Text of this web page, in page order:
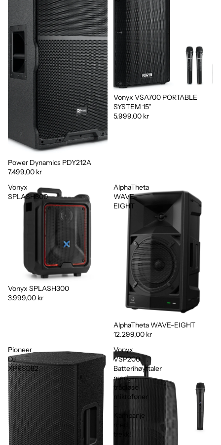
Power Dynamics PDY212A
7.499,00 kr
Vonyx VSA700 PORTABLE
SYSTEM 15"
5.999,00 kr
Vonyx
SPLASH300
Vonyx SPLASH300
3.999,00 kr
AlphaTheta
WAVE-
EIGHT
AlphaTheta WAVE-EIGHT
12.299,00 kr
Pioneer
DJ
XPRS082
Vonyx
VSP200
Batterihøyttaler
med
trådløse
mikrofoner
-
Kampanje
med
trekk!